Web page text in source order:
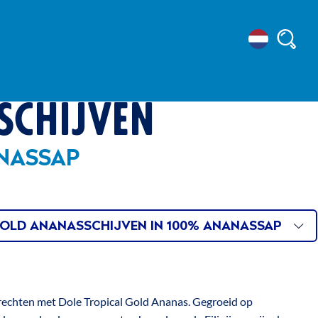
locatie
ANANASSCHIJVEN IN 100% ANANASSAP
met Dole Tropical Gold Ananas. Gegroeid op